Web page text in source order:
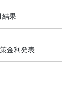
結果
金利発表